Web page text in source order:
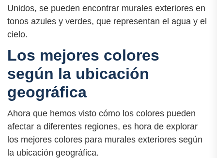
Unidos, se pueden encontrar murales exteriores en
tonos azules y verdes, que representan el agua y el
cielo.
Los mejores colores
según la ubicación
geográfica
Ahora que hemos visto cómo los colores pueden
afectar a diferentes regiones, es hora de explorar
los mejores colores para murales exteriores según
la ubicación geográfica.